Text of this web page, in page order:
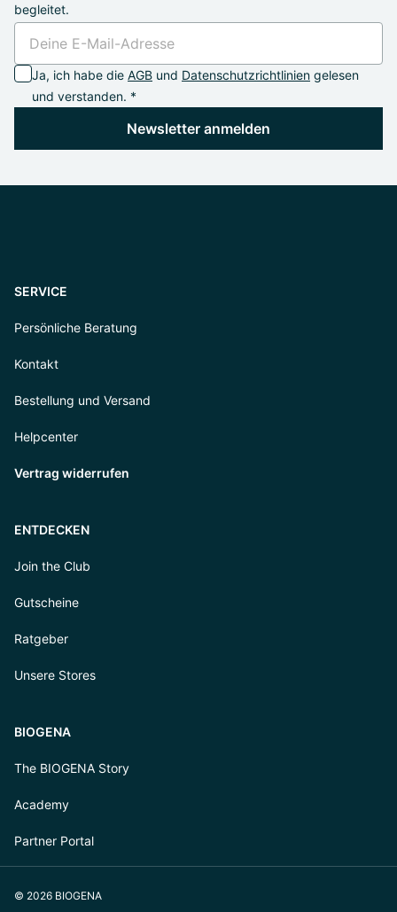
begleitet.
Ja, ich habe die AGB und Datenschutzrichtlinien gelesen
und verstanden. *
Newsletter anmelden
SERVICE
Persönliche Beratung
Kontakt
Bestellung und Versand
Helpcenter
Vertrag widerrufen
ENTDECKEN
Join the Club
Gutscheine
Ratgeber
Unsere Stores
BIOGENA
The BIOGENA Story
Academy
Partner Portal
© 2026 BIOGENA